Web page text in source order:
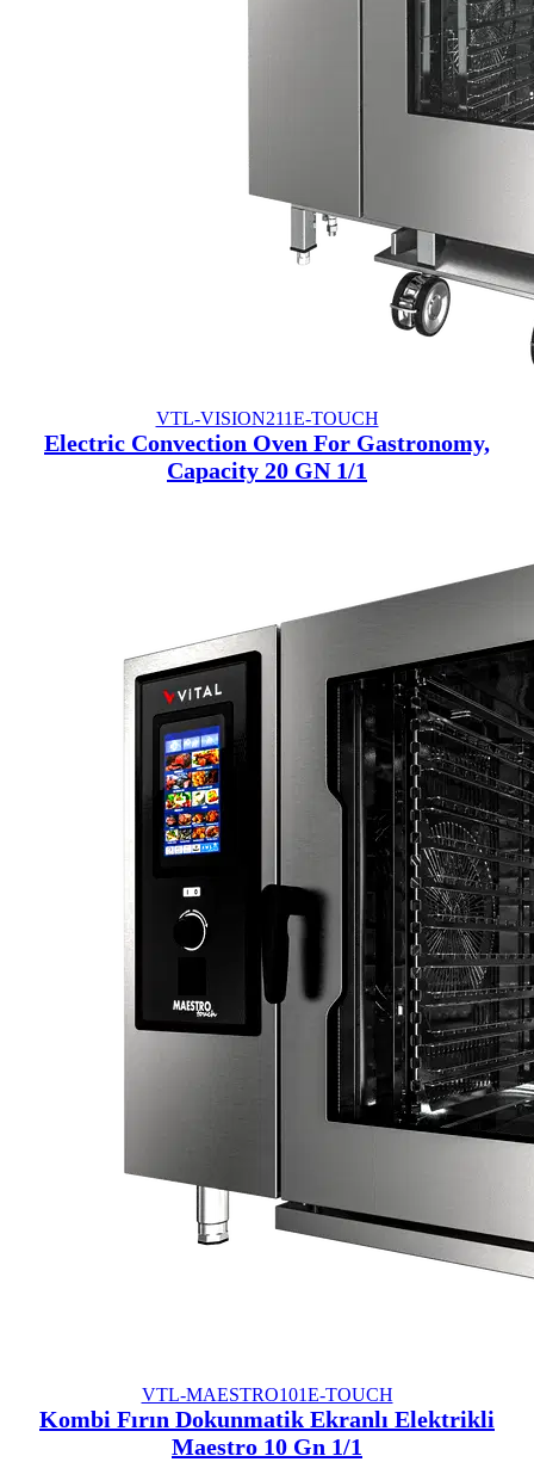
VTL-VISION211E-TOUCH
Electric Convection Oven For Gastronomy,
Capacity 20 GN 1/1
VTL-MAESTRO101E-TOUCH
Kombi Fırın Dokunmatik Ekranlı Elektrikli
Maestro 10 Gn 1/1